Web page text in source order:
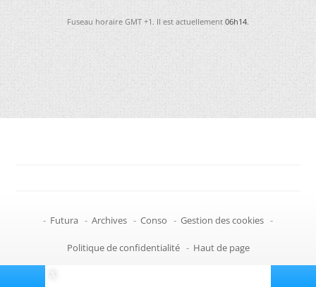
Fuseau horaire GMT +1. Il est actuellement06h14.
- Futura - Archives - Conso - Gestion des cookies -
Politique de confidentialité - Haut de page